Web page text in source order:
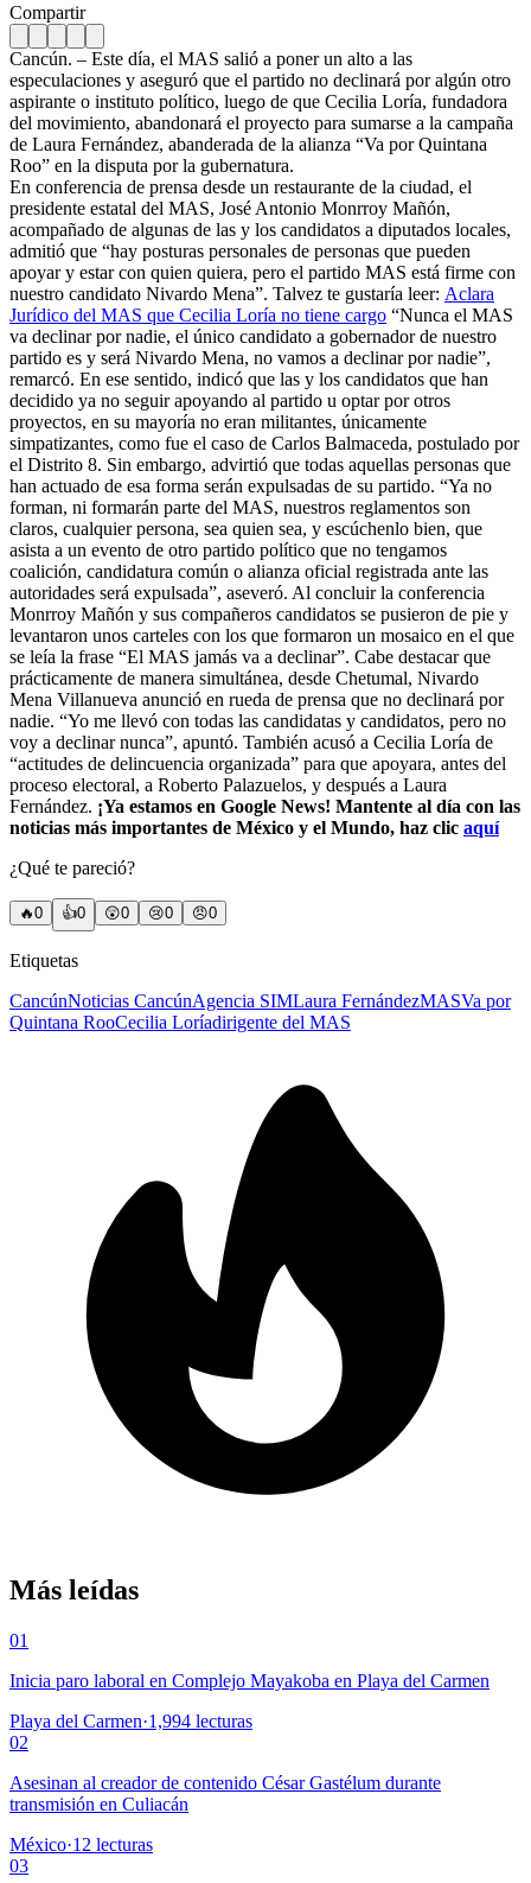
Compartir
Cancún. – Este día, el MAS salió a poner un alto a las
especulaciones y aseguró que el partido no declinará por algún otro
aspirante o instituto político, luego de que Cecilia Loría, fundadora
del movimiento, abandonará el proyecto para sumarse a la campaña
de Laura Fernández, abanderada de la alianza “Va por Quintana
Roo” en la disputa por la gubernatura.
En conferencia de prensa desde un restaurante de la ciudad, el
presidente estatal del MAS, José Antonio Monrroy Mañón,
acompañado de algunas de las y los candidatos a diputados locales,
admitió que “hay posturas personales de personas que pueden
apoyar y estar con quien quiera, pero el partido MAS está firme con
nuestro candidato Nivardo Mena”. Talvez te gustaría leer: Aclara
Jurídico del MAS que Cecilia Loría no tiene cargo “Nunca el MAS
va declinar por nadie, el único candidato a gobernador de nuestro
partido es y será Nivardo Mena, no vamos a declinar por nadie”,
remarcó. En ese sentido, indicó que las y los candidatos que han
decidido ya no seguir apoyando al partido u optar por otros
proyectos, en su mayoría no eran militantes, únicamente
simpatizantes, como fue el caso de Carlos Balmaceda, postulado por
el Distrito 8. Sin embargo, advirtió que todas aquellas personas que
han actuado de esa forma serán expulsadas de su partido. “Ya no
forman, ni formarán parte del MAS, nuestros reglamentos son
claros, cualquier persona, sea quien sea, y escúchenlo bien, que
asista a un evento de otro partido político que no tengamos
coalición, candidatura común o alianza oficial registrada ante las
autoridades será expulsada”, aseveró. Al concluir la conferencia
Monrroy Mañón y sus compañeros candidatos se pusieron de pie y
levantaron unos carteles con los que formaron un mosaico en el que
se leía la frase “El MAS jamás va a declinar”. Cabe destacar que
prácticamente de manera simultánea, desde Chetumal, Nivardo
Mena Villanueva anunció en rueda de prensa que no declinará por
nadie. “Yo me llevó con todas las candidatas y candidatos, pero no
voy a declinar nunca”, apuntó. También acusó a Cecilia Loría de
“actitudes de delincuencia organizada” para que apoyara, antes del
proceso electoral, a Roberto Palazuelos, y después a Laura
Fernández. ¡Ya estamos en Google News! Mantente al día con las
noticias más importantes de México y el Mundo, haz clic aquí
¿Qué te pareció?
🔥0 👍0 😲0 😢0 😠0
Etiquetas
CancúnNoticias CancúnAgencia SIMLaura FernándezMASVa por
Quintana RooCecilia Loríadirigente del MAS
Más leídas
01
Inicia paro laboral en Complejo Mayakoba en Playa del Carmen
Playa del Carmen·1,994 lecturas
02
Asesinan al creador de contenido César Gastélum durante
transmisión en Culiacán
México·12 lecturas
03